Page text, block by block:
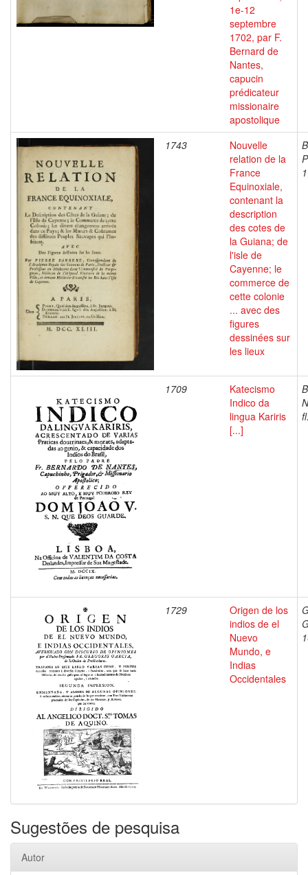
1e-12
septembre
1702, par F.
Bernard de
Nantes,
capucin
prédicateur
missionaire
apostolique
1743
Nouvelle
relation de la
France
Equinoxiale,
contenant la
description
des cotes de
la Guiana; de
l'isle de
Cayenne; le
commerce de
cette colonie
... avec des
figures
dessinées sur
les lieux
1709
Katecismo
Indico da
lingua Kariris
[...]
1729
Origen de los
indios de el
Nuevo
Mundo, e
Indias
Occidentales
Sugestões de pesquisa
Autor